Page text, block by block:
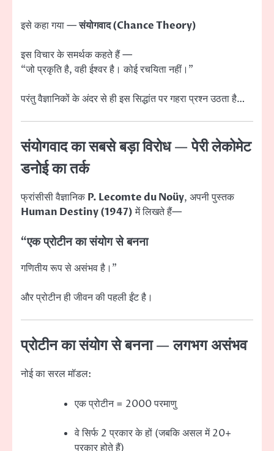
इसे कहा गया —संयोगवाद (Chance Theory)
इस विचार के समर्थक कहते हैं —
“जो प्रकृति है, वही ईश्वर है। कोई रचयिता नहीं।”
परंतु वैज्ञानिकों के अंदर से ही इस सिद्धांत पर गहरा प्रश्न उठता है…
संयोगवाद का सबसे बड़ा विरोध — पेरी लेकोमेट
डनोई का तर्क
फ्रांसीसी वैज्ञानिक P. Lecomte du Noüy, अपनी पुस्तक
Human Destiny (1947)में लिखते हैं—
“एक प्रोटीन का संयोग से बनना
गणितीय रूप से असंभव है।”
और प्रोटीन ही जीवन की पहली ईंट है।
प्रोटीन का संयोग से बनना — लगभग असंभव
नोई का सरल मॉडल:
एक प्रोटीन = 2000 परमाणु
वे सिर्फ 2 प्रकार के हों (जबकि असल में 20+
प्रकार होते हैं)